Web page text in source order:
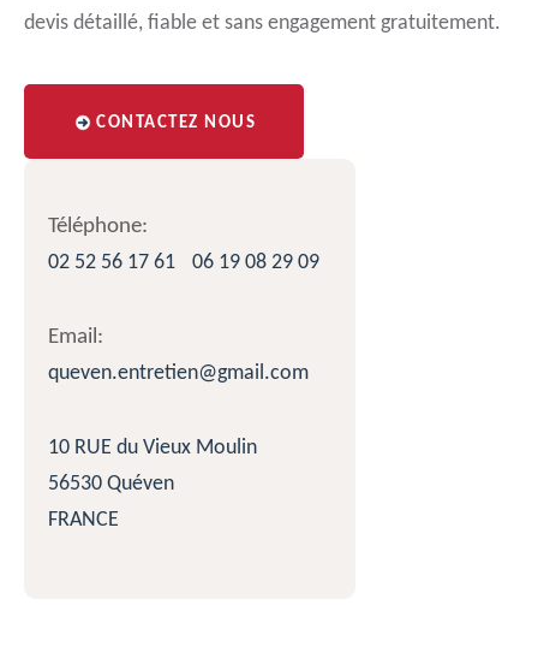
devis détaillé, fiable et sans engagement gratuitement.
CONTACTEZ NOUS
Téléphone:
02 52 56 17 61
06 19 08 29 09
Email:
queven.entretien@gmail.com
10 RUE du Vieux Moulin
56530 Quéven
FRANCE